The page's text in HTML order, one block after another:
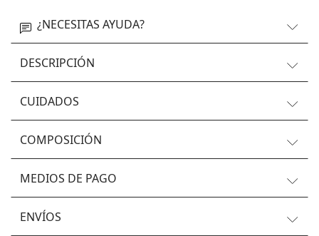
¿NECESITAS AYUDA?
DESCRIPCIÓN
CUIDADOS
COMPOSICIÓN
MEDIOS DE PAGO
ENVÍOS